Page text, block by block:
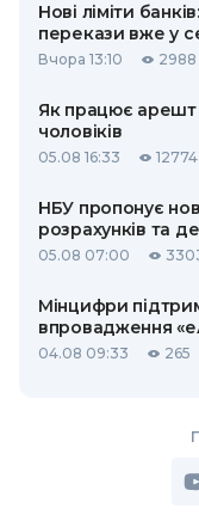
Нові ліміти
перекази вже у
Вчора 13:10 2988
Як працює арешт
чоловіків
05.08 16:33 12774
НБУ пропонує
розрахунків та
05.08 07:00
Мінцифри
впровадження
04.08 09:33 265